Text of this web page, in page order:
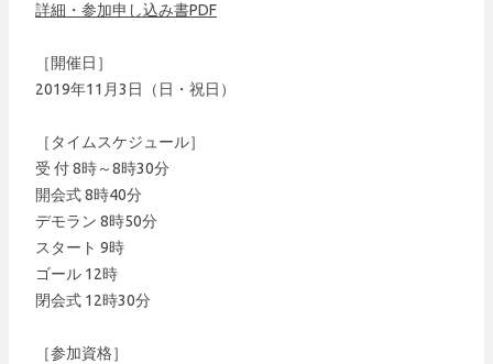
詳細・参加申し込み書PDF
［開催日］
2019年11月3日（日・祝日）
［タイムスケジュール］
受 付 8時～8時30分
開会式 8時40分
デモラン 8時50分
スタート 9時
ゴール 12時
閉会式 12時30分
［参加資格］